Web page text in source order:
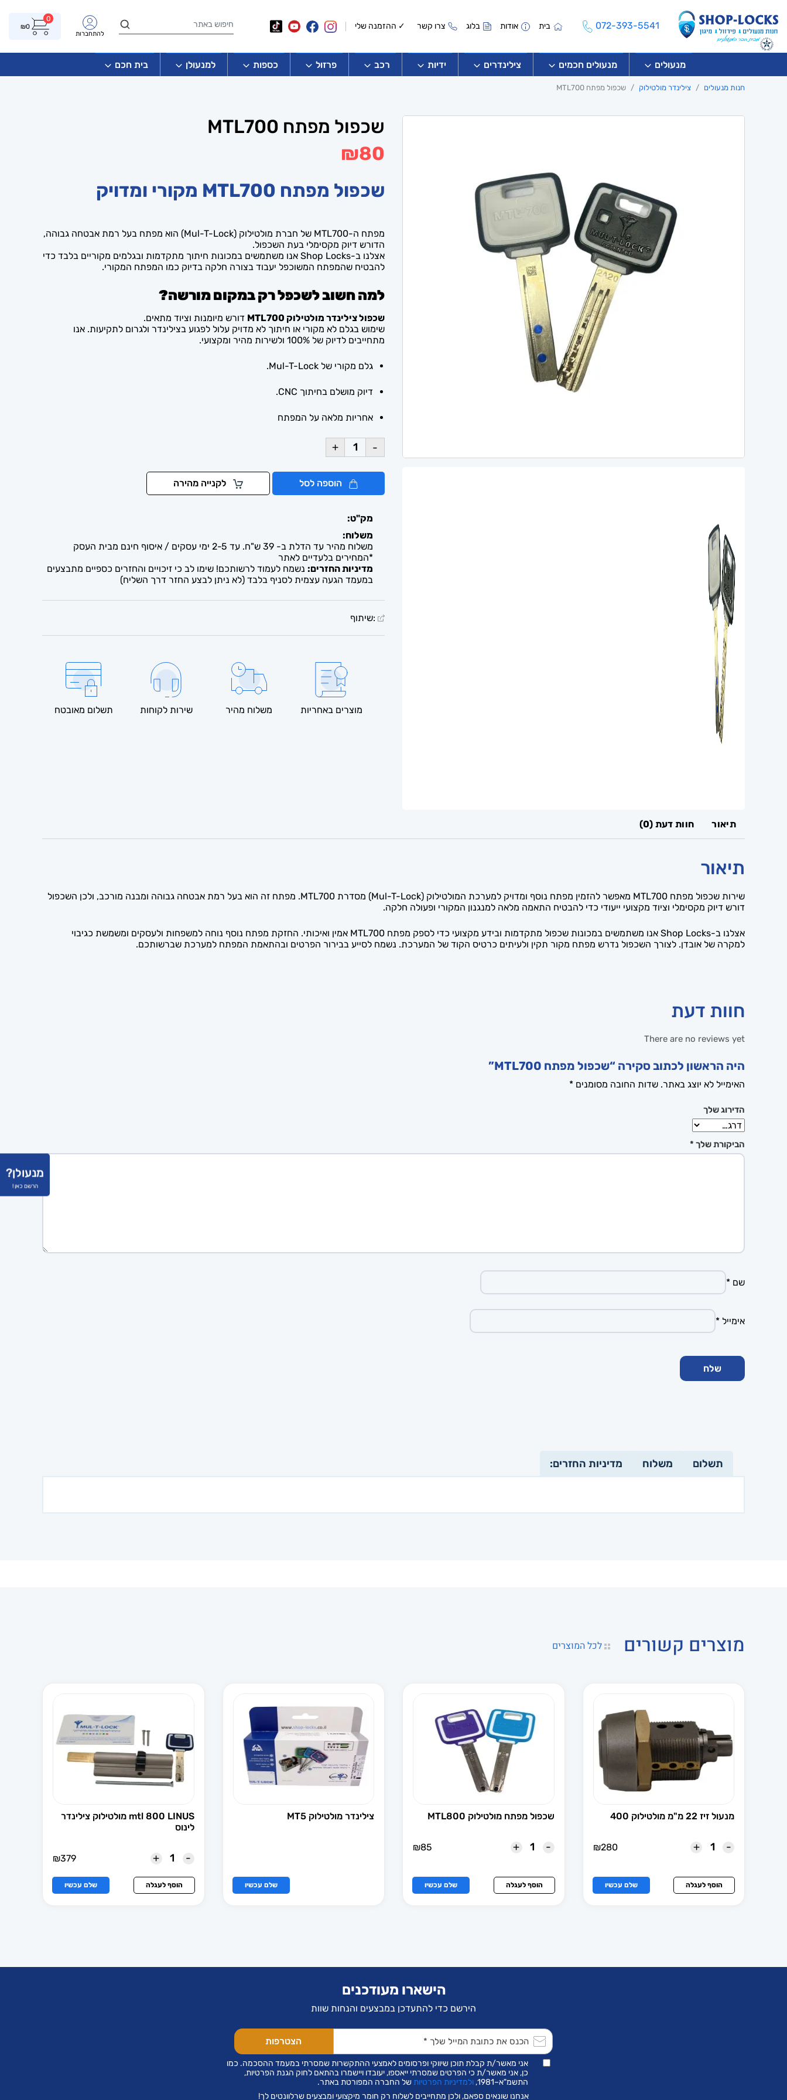
072-393-5541 בית אודות בלוג צרו קשר ✓ ההזמנה שלי
להתחברות
0
₪0
מנעולים מנעולים חכמים צילינדרים ידיות רכב פרזול כספות למנעולן בית חכם
חנות מנעולים צילינדר מולטילוק שכפול מפתח MTL700
שכפול מפתח MTL700
₪80
שכפול מפתח MTL700 מקורי ומדויק
מפתח ה-MTL700 של חברת מולטילוק (Mul-T-Lock) הוא מפתח בעל רמת אבטחה גבוהה,
הדורש דיוק מקסימלי בעת השכפול.
אצלנו ב-Shop Locks אנו משתמשים במכונות חיתוך מתקדמות ובגלמים מקוריים בלבד כדי
להבטיח שהמפתח המשוכפל יעבוד בצורה חלקה בדיוק כמו המפתח המקורי.
למה חשוב לשכפל רק במקום מורשה?
שכפול צילינדר מולטילוק MTL700
דורש מיומנות וציוד מתאים.
שימוש בגלם לא מקורי או חיתוך לא מדויק עלול לפגוע בצילינדר ולגרום לתקיעות. אנו
מתחייבים לדיוק של 100% ולשירות מהיר ומקצועי.
גלם מקורי של Mul-T-Lock.
דיוק מושלם בחיתוך CNC.
אחריות מלאה על המפתח
-
+
הוספה לסל לקנייה מהירה
מק"ט:
משלוח:
משלוח מהיר עד הדלת ב- 39 ש"ח. עד 2-5 ימי עסקים / איסוף חינם מבית העסק
*המחירים בלעדיים לאתר
מדיניות החזרים: נשמח לעמוד לרשותכם! שימו לב כי זיכויים והחזרים כספיים מתבצעים
במעמד הגעה עצמית לסניף בלבד (לא ניתן לבצע החזר דרך השליח)
:שיתוף
מוצרים באחריות משלוח מהיר שירות לקוחות תשלום מאובטח
תיאור חוות דעת (0)
תיאור
שירות שכפול מפתח MTL700 מאפשר להזמין מפתח נוסף ומדויק למערכת המולטילוק (Mul-T-Lock) מסדרת MTL700. מפתח זה הוא בעל רמת אבטחה גבוהה ומבנה מורכב, ולכן השכפול
דורש דיוק מקסימלי וציוד מקצועי ייעודי כדי להבטיח התאמה מלאה למנגנון המקורי ופעולה חלקה.
אצלנו ב-Shop Locks אנו משתמשים במכונות שכפול מתקדמות ובידע מקצועי כדי לספק מפתח MTL700 אמין ואיכותי. החזקת מפתח נוסף נוחה למשפחות ולעסקים ומשמשת כגיבוי
למקרה של אובדן. לצורך השכפול נדרש מפתח מקור תקין ולעיתים כרטיס הקוד של המערכת. נשמח לסייע בבירור הפרטים ובהתאמת המפתח למערכת שברשותכם.
חוות דעת
There are no reviews yet
היה הראשון לכתוב סקירה “שכפול מפתח MTL700”
האימייל לא יוצג באתר. שדות החובה מסומנים *
הדירוג שלך
הביקורת שלך *
שם *
אימייל *
תשלום משלוח מדיניות החזרים:
מוצרים קשורים לכל המוצרים
מנעול זיז 22 מ"מ מולטילוק 400
-
+
₪280
הוסף לעגלה שלם עכשיו
שכפול מפתח מולטילוק MTL800
-
+
₪85
הוסף לעגלה שלם עכשיו
צילינדר מולטילוק MT5
שלם עכשיו
mtl 800 LINUS מולטילוק צילינדר
לינוס
-
+
₪379
הוסף לעגלה שלם עכשיו
מנעולן?
הרשם כאן !
הישארו מעודכנים
הירשם כדי להתעדכן במבצעים והנחות שוות
אני מאשר/ת קבלת תוכן שיווקי ופרסומים לאמצעי ההתקשרות שמסרתי במעמד ההסכמה. כמו
כן, אני מאשר/ת כי הפרטים שמסרתי ייאספו, יעובדו ויישמרו בהתאם לחוק הגנת הפרטיות,
התשמ"א–1981,
ולמדיניות הפרטיות של החברה המפורטת באתר.
אנחנו שונאים ספאם, ולכן מתחייבים לשלוח רק חומר מיקצועי ומבצעים שרלוונטים לך!